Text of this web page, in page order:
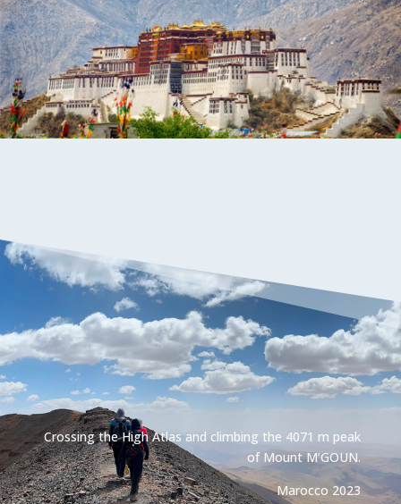
Crossing the High Atlas and climbing the 4071 m peak
of Mount M’GOUN.
Marocco 2023